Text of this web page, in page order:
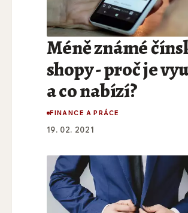
Méně známé
shopy - proč je
a co nabízí?
FINANCE A PRÁCE
19. 02. 2021